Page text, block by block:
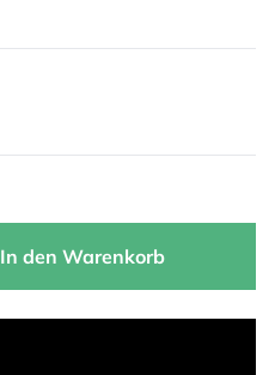
In den Warenkorb